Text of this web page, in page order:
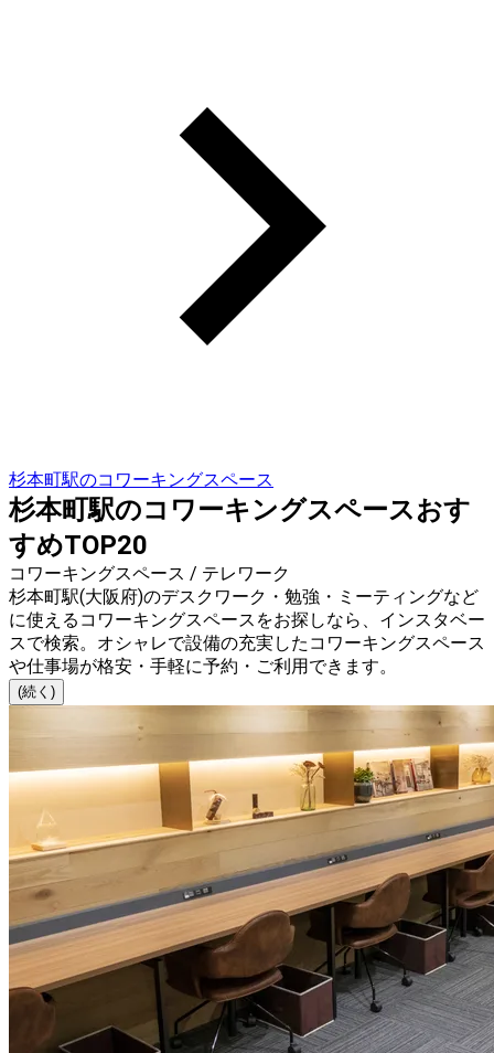
杉本町駅のコワーキングスペース
杉本町駅のコワーキングスペースおす
すめTOP20
コワーキングスペース / テレワーク
杉本町駅(大阪府)のデスクワーク・勉強・ミーティングなど
に使えるコワーキングスペースをお探しなら、インスタベー
スで検索。オシャレで設備の充実したコワーキングスペース
や仕事場が格安・手軽に予約・ご利用できます。
(続く)